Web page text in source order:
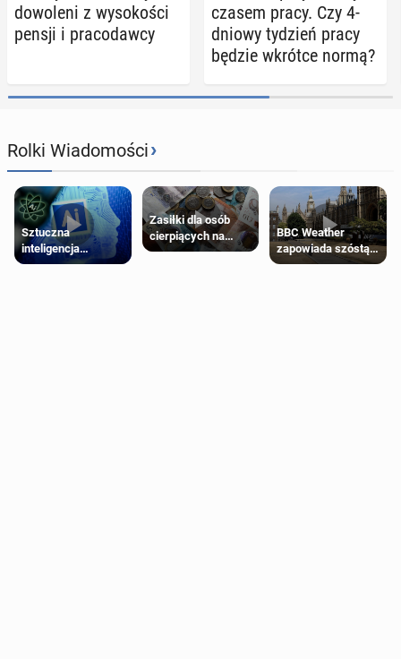
do­wo­le­ni z wy­so­ko­ści
pensji i pra­co­daw­cy
czasem pracy. Czy 4-
dniowy tydzień pracy
będzie wkrótce normą?
Rolki Wiadomości›
Sztuczna
inteligencja
próbowała oszukać
Zasiłki dla osób
cierpiących na
schorzenia
BBC Weather
zapowiada szóstą
falę upałów w